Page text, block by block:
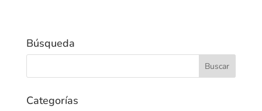
Búsqueda
Categorías